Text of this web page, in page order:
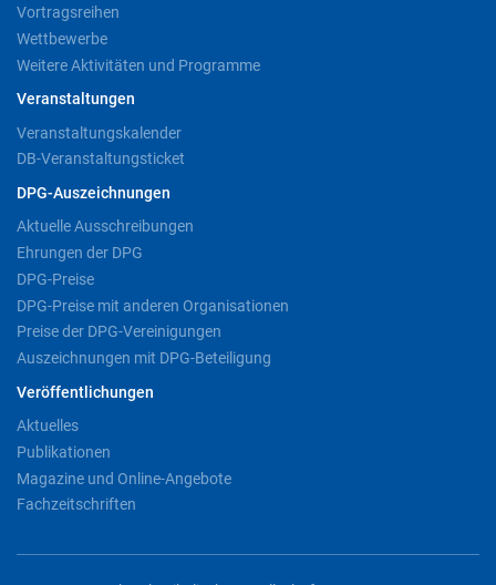
Vortragsreihen
Wettbewerbe
Weitere Aktivitäten und Programme
Veranstaltungen
Veranstaltungskalender
DB-Veranstaltungsticket
DPG-Auszeichnungen
Aktuelle Ausschreibungen
Ehrungen der DPG
DPG-Preise
DPG-Preise mit anderen Organisationen
Preise der DPG-Vereinigungen
Auszeichnungen mit DPG-Beteiligung
Veröffentlichungen
Aktuelles
Publikationen
Magazine und Online-Angebote
Fachzeitschriften